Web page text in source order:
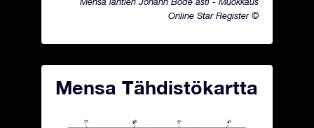
Online Star Register ©
Mensa Tähdistökartta